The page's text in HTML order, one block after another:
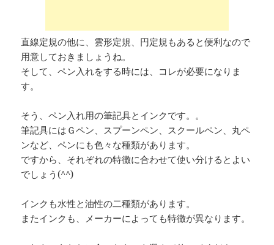
直線定規の他に、雲形定規、円定規もあると便利なので
用意しておきましょうね。
そして、ペン入れをする時には、コレが必要になりま
す。
そう、ペン入れ用の筆記具とインクです。。
筆記具にはＧペン、スプーンペン、スクールペン、丸ペ
ンなど、ペンにも色々な種類があります。
ですから、それぞれの特徴に合わせて使い分けるとよい
でしょう(^^)
インクも水性と油性の二種類があります。
またインクも、メーカーによっても特徴が異なります。